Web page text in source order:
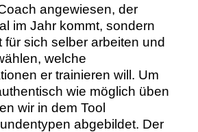
angewiesen, der
im Jahr kommt, sondern
für sich selber arbeiten und
welche
er trainieren will. Um
wie möglich üben
wir in dem Tool
abgebildet. Der